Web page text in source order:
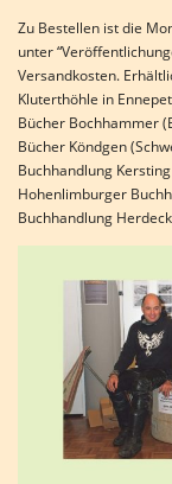
Zu Bestellen ist die
unter
Versandkosten.
Kluterthöhle in
Bücher Bochhammer
Bücher Köndgen
Buchhandlung
Hohenlimburger
Buchhandlung